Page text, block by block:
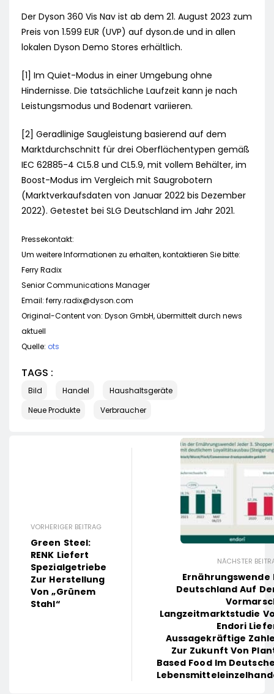
Der Dyson 360 Vis Nav ist ab dem 21. August 2023 zum
Preis von 1.599 EUR (UVP) auf dyson.de und in allen
lokalen Dyson Demo Stores erhältlich.
[1] Im Quiet-Modus in einer Umgebung ohne
Hindernisse. Die tatsächliche Laufzeit kann je nach
Leistungsmodus und Bodenart variieren.
[2] Geradlinige Saugleistung basierend auf dem
Marktdurchschnitt für drei Oberflächentypen gemäß
IEC 62885-4 CL5.8 und CL5.9, mit vollem Behälter, im
Boost-Modus im Vergleich mit Saugrobotern
(Marktverkaufsdaten von Januar 2022 bis Dezember
2022). Getestet bei SLG Deutschland im Jahr 2021.
Pressekontakt:
Um weitere Informationen zu erhalten, kontaktieren Sie bitte:
Ferry Radix
Senior Communications Manager
Email: ferry.radix@dyson.com
Original-Content von: Dyson GmbH, übermittelt durch news
aktuell
Quelle: ots
TAGS :
Bild Handel
Haushaltsgeräte
Neue Produkte
Verbraucher
VORHERIGER BEITRAG
Green Steel:
RENK Liefert
Spezialgetriebe
Zur Herstellung
Von „grünem
Stahl“
NÄCHSTER
Ernährungswende
Deutschland Auf
Langzeitmarktstudie
Endori
Aussagekräftige
Zur Zukunft Von
Based Food Im